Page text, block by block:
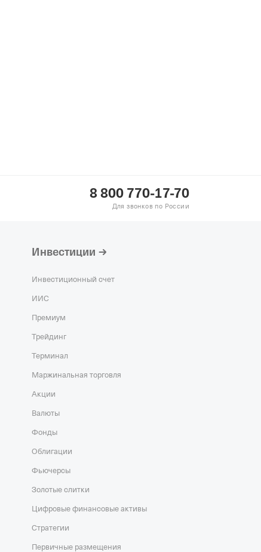
8 800 770-17-70
Для звонков по России
Инвестиции
Инвестиционный счет
ИИС
Премиум
Трейдинг
Терминал
Маржинальная торговля
Акции
Валюты
Фонды
Облигации
Фьючерсы
Золотые слитки
Цифровые финансовые активы
Стратегии
Первичные размещения